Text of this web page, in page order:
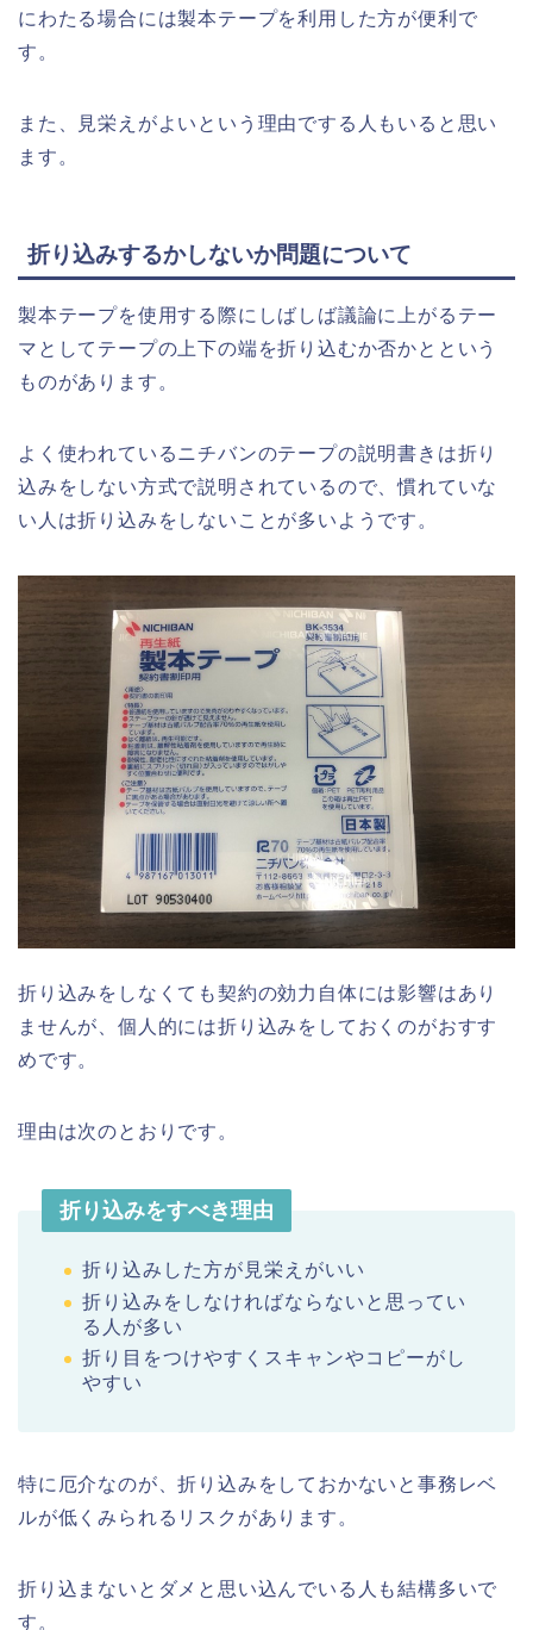
にわたる場合には製本テープを利用した方が便利で
す。
また、見栄えがよいという理由でする人もいると思い
ます。
折り込みするかしないか問題について
製本テープを使用する際にしばしば議論に上がるテー
マとしてテープの上下の端を折り込むか否かとという
ものがあります。
よく使われているニチバンのテープの説明書きは折り
込みをしない方式で説明されているので、慣れていな
い人は折り込みをしないことが多いようです。
折り込みをしなくても契約の効力自体には影響はあり
ませんが、個人的には折り込みをしておくのがおすす
めです。
理由は次のとおりです。
折り込みをすべき理由
折り込みした方が見栄えがいい
折り込みをしなければならないと思ってい
る人が多い
折り目をつけやすくスキャンやコピーがし
やすい
特に厄介なのが、折り込みをしておかないと事務レベ
ルが低くみられるリスクがあります。
折り込まないとダメと思い込んでいる人も結構多いで
す。